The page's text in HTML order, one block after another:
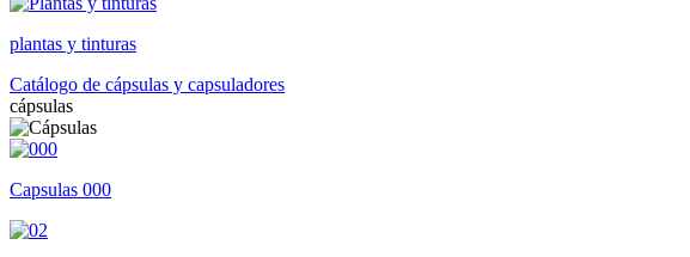
plantas y tinturas
Catálogo de cápsulas y capsuladores
cápsulas
Capsulas 000